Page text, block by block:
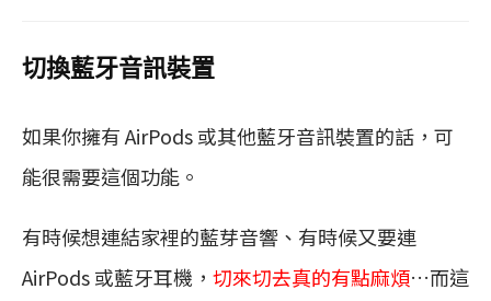
切換藍牙音訊裝置
如果你擁有 AirPods 或其他藍牙音訊裝置的話，可
能很需要這個功能。
有時候想連結家裡的藍芽音響、有時候又要連
AirPods 或藍牙耳機， 切來切去真的有點麻煩…而這